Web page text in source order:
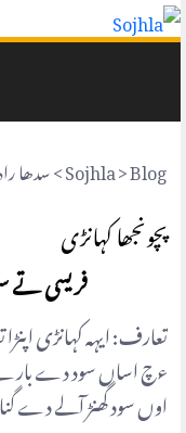
Sojhla>Blog
>سدھا
پچونجھا کہانڑی
فریسی تے سود
تعارف: ایہہ کہانڑی
ءچ اساں سود دے
اوں سود گھنڑ آلے دے